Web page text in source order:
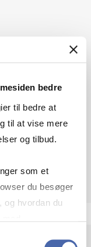
bedre
til bedre at
til at vise mere
og tilbud.
som et
du besøger
og hvordan du